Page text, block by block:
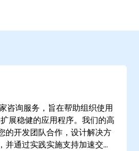
咨询服务，旨在帮助组织使用
展稳健的应用程序。我们的高
的开发团队合作，设计解决方
并通过实践实施支持加速交